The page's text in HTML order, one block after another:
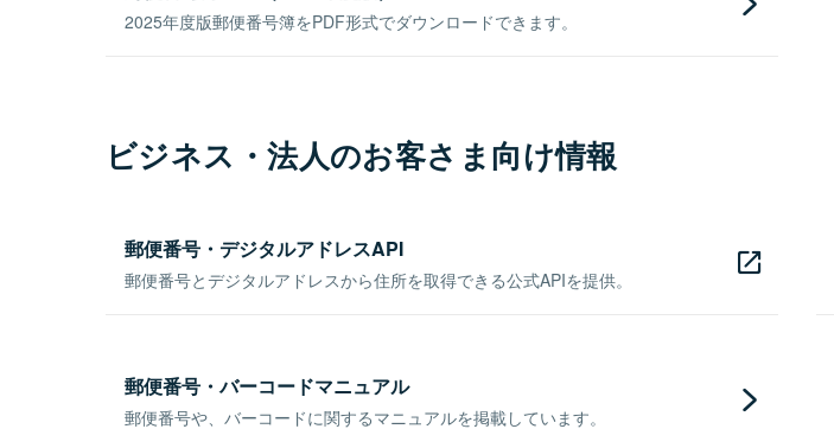
2025年度版郵便番号簿をPDF形式でダウンロードできます。
ビジネス・法人のお客さま向け情報
郵便番号・デジタルアドレスAPI
郵便番号とデジタルアドレスから住所を取得できる公式APIを提供。
郵便番号・バーコードマニュアル
郵便番号や、バーコードに関するマニュアルを掲載しています。